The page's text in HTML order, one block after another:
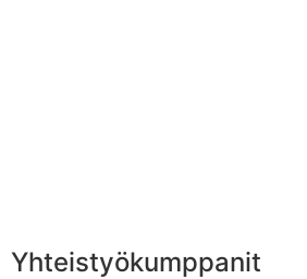
Yhteistyökumppanit